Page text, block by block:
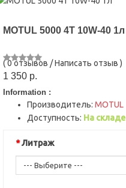
MOTUL 5000 4T 10W-40 1л
(0 отзывов /Написать отзыв )
1 350 р.
Information :
Производитель: MOTUL
Доступность: На складе
Литраж